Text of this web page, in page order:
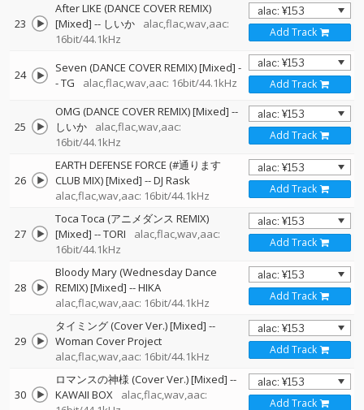
23
After LIKE (DANCE COVER REMIX)
[Mixed] -- しいか
alac,flac,wav,aac:
16bit/44.1kHz
Add Track
24 Seven (DANCE COVER REMIX) [Mixed] -
-TG alac,flac,wav,aac: 16bit/44.1kHz Add Track
25
OMG (DANCE COVER REMIX) [Mixed] --
しいか
alac,flac,wav,aac:
16bit/44.1kHz
Add Track
26
EARTH DEFENSE FORCE (#通ります
CLUB MIX) [Mixed] --DJ Rask
alac,flac,wav,aac: 16bit/44.1kHz
Add Track
27
Toca Toca (アニメダンス REMIX)
[Mixed] --TORI
alac,flac,wav,aac:
16bit/44.1kHz
Add Track
28
Bloody Mary (Wednesday Dance
REMIX) [Mixed] --HIKA
alac,flac,wav,aac: 16bit/44.1kHz
Add Track
29
タイミング (Cover Ver.) [Mixed] --
Woman Cover Project
alac,flac,wav,aac: 16bit/44.1kHz
Add Track
30
ロマンスの神様 (Cover Ver.) [Mixed] --
KAWAII BOX
alac,flac,wav,aac:
Add Track